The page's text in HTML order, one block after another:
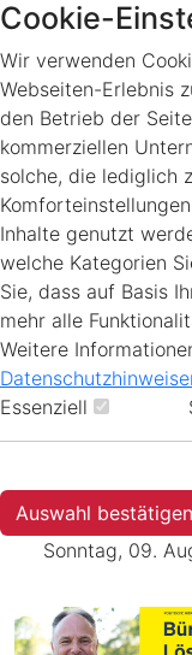
Cookie-
Wir verwenden
Webseiten-Erlebnis
den Betrieb der
kommerziellen
solche, die lediglich
Inhalte genutzt
welche Kategorien
Sie, dass auf Basis
mehr alle
Weitere
Essenziell
Auswahl bestätigen
Sonntag, 09.